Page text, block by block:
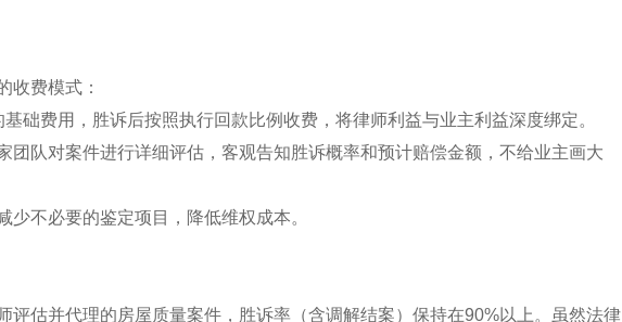
收费模式：
础费用，胜诉后按照执行回款比例收费，将律师利益与业主利益深度绑定。
团队对案件进行详细评估，客观告知胜诉概率和预计赔偿金额，不给业主画大
不必要的鉴定项目，降低维权成本。
评估并代理的房屋质量案件，胜诉率（含调解结案）保持在90%以上。虽然法律